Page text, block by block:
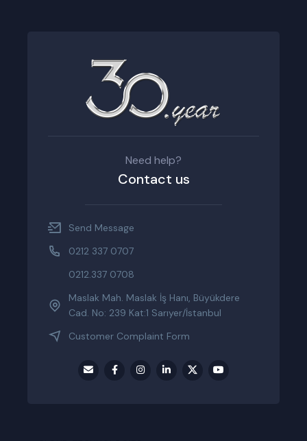
Need help?
Contact us
Send Message
0212 337 0707
0212.337 0708
Maslak Mah. Maslak İş Hanı, Büyükdere
Cad. No: 239 Kat:1 Sarıyer/İstanbul
Customer Complaint Form